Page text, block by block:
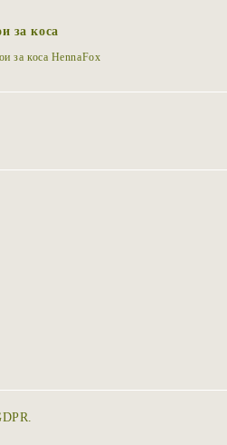
за коса
за коса HennaFox